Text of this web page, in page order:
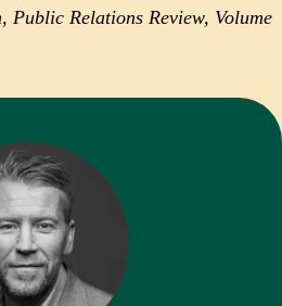
Public Relations Review, Volume